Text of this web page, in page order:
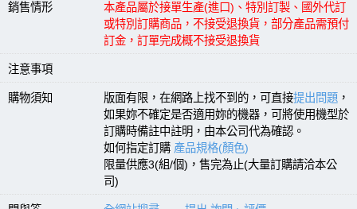
銷售情形
本產品屬於接單生產(進口)、特別訂製、國外代訂
或特別訂購商品，不接受退換貨，部分產品需預付
訂金，訂單完成概不接受退換貨
注意事項
購物須知 版面有限，在網路上找不到的，可直接提出問題 ，
如果妳不確定是否適用妳的機器，可將使用機型於
訂購時備註中註明，由本公司代為確認。
如何指定訂購 產品規格(顏色)
限量供應3(組/個)，售完為止(大量訂購請洽本公
司)